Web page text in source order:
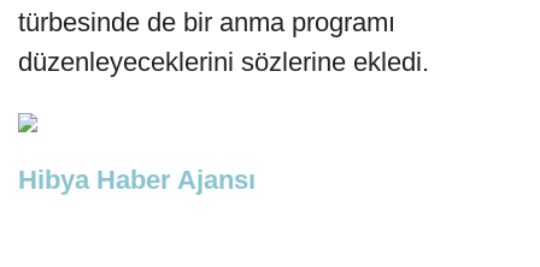
türbesinde de bir anma programı
düzenleyeceklerini sözlerine ekledi.
Hibya Haber Ajansı